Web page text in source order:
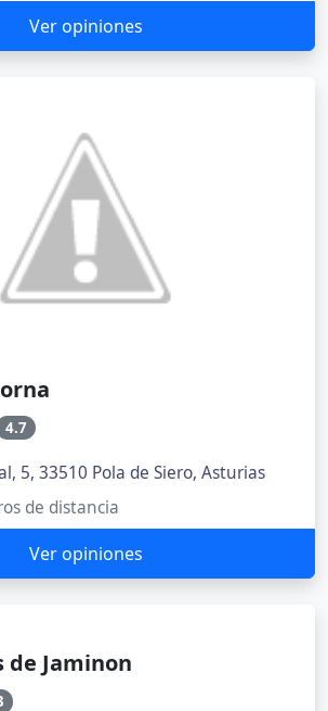
Ver opiniones
4.7
5, 33510 Pola de Siero, Asturias
de distancia
Ver opiniones
de Jaminon